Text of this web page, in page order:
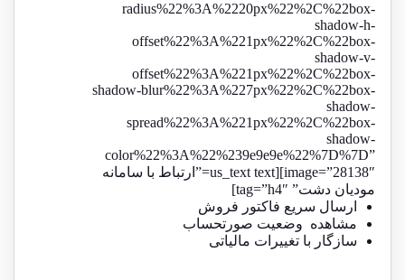
radius%22%3A%2220px%22%2C%22box-
shadow-h-
offset%22%3A%221px%22%2C%22box-
shadow-v-
offset%22%3A%221px%22%2C%22box-
shadow-blur%22%3A%227px%22%2C%22box-
shadow-
spread%22%3A%221px%22%2C%22box-
shadow-
color%22%3A%22%239e9e9e%22%7D%7D”
image=”28138″][us_text text=”ارتباط با سامانه
مودیان دشت” tag=”h4″]
ارسال سریع فاکتور فروش
مشاهده وضعیت صورتحساب
سازگار با تغییرات مالیاتی